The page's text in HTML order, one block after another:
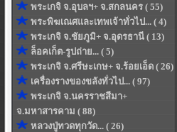
พระเกจิ จ.อุบลฯ+ จ.สกลนคร ( 55)
พระพิฆเณศและเทพเจ้าทั่วไป... ( 4)
พระเกจิ จ.ชัยภูมิ+ จ.อุดรธานี ( 13)
ล็อคเก็ต-รูปถ่าย... ( 5)
พระเกจิ จ.ศรีษะเกษ+ จ.ร้อยเอ็ด ( 26)
เครื่องรางของขลังทั่วไป... ( 97)
พระเกจิ จ.นครราชสีมา+
จ.มหาสารคาม ( 88)
หลวงปู่ทวดทุกวัด... ( 26)